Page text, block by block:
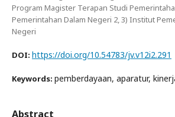
Program Magister Terapan Studi
Pemerintahan Dalam Negeri 2, 3) Institut
Negeri
DOI: https://doi.org/10.54783/jv.v12i2.291
Keywords: pemberdayaan, aparatur,
Abstract